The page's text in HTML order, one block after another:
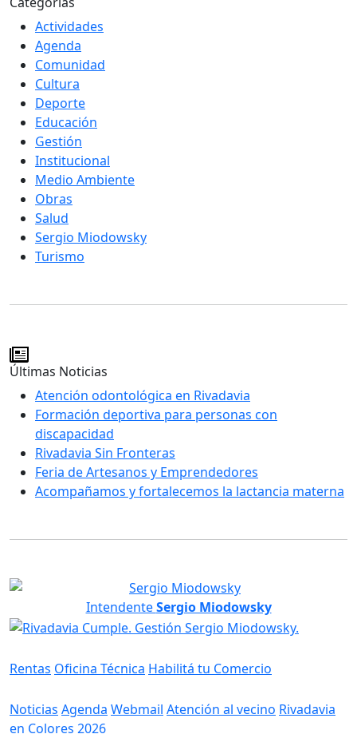
Actividades
Agenda
Comunidad
Cultura
Deporte
Educación
Gestión
Institucional
Medio Ambiente
Obras
Salud
Sergio Miodowsky
Turismo
Últimas Noticias
Atención odontológica en Rivadavia
Formación deportiva para personas con
discapacidad
Rivadavia Sin Fronteras
Feria de Artesanos y Emprendedores
Acompañamos y fortalecemos la lactancia materna
IntendenteSergio Miodowsky
Rentas Oficina Técnica Habilitá tu Comercio
Noticias Agenda Webmail Atención al vecino Rivadavia
en Colores 2026